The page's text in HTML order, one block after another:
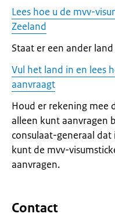
Lees hoe u de mvv-
Zeeland
Staat er een ander
Vul het land in en lees
aanvraagt
Houd er rekening mee
alleen kunt aanvragen
consulaat-generaal
kunt de mvv-
aanvragen.
Contact